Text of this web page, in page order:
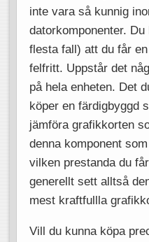
inte vara så kunnig
datorkomponenter.
flesta fall) att du får
felfritt. Uppstår det
på hela enheten. Det
köper en färdigbyggd
jämföra grafikkorten
denna komponent
vilken prestanda du
generellt sett alltså
mest kraftfullla
Vill du kunna köpa